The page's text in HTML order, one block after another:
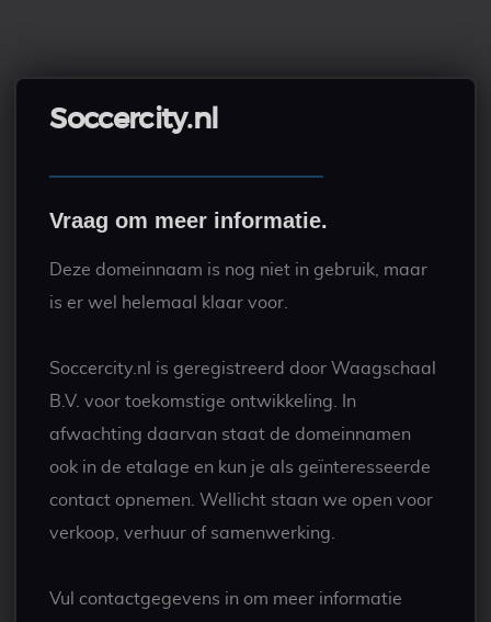
Soccercity.nl
Vraag om meer informatie.
Deze domeinnaam is nog niet in gebruik, maar
is er wel helemaal klaar voor.
Soccercity.nl is geregistreerd door Waagschaal
B.V. voor toekomstige ontwikkeling. In
afwachting daarvan staat de domeinnamen
ook in de etalage en kun je als geïnteresseerde
contact opnemen. Wellicht staan we open voor
verkoop, verhuur of samenwerking.
Vul contactgegevens in om meer informatie